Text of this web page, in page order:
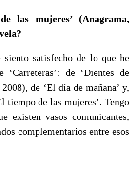
las mujeres’ (Anagrama,
satisfecho de lo que he
de ‘Dientes de
de ‘El día de mañana’ y,
tiempo de las mujeres’. Tengo
existen vasos comunicantes,
complementarios entre esos